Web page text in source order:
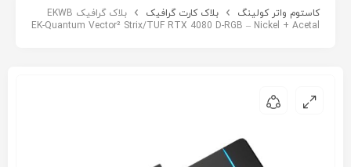
کاستوم واتر کولینگ بلاک کارت گرافیک
بلاک گرافیک EKWB
EK-Quantum Vector² Strix/TUF RTX 4080 D-RGB – Nickel + Acetal